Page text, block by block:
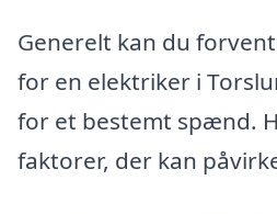
Generelt kan du
for en elektriker i
for et bestemt spænd.
faktorer, der kan